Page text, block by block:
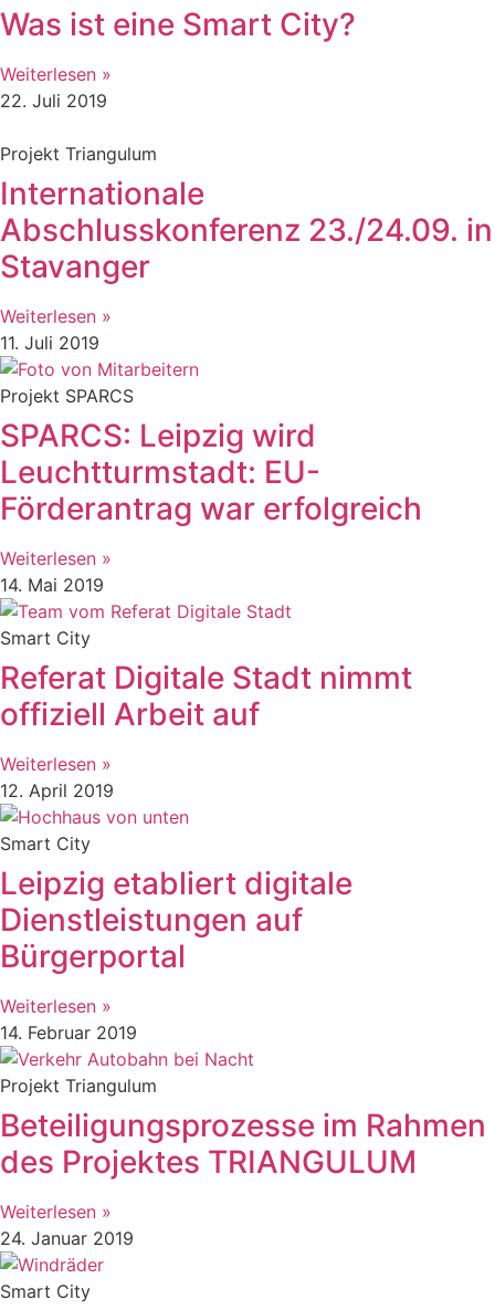
Was ist eine Smart City?
Weiterlesen »
22. Juli 2019
Projekt Triangulum
Internationale
Abschlusskonferenz 23./24.09. in
Stavanger
Weiterlesen »
11. Juli 2019
Projekt SPARCS
SPARCS: Leipzig wird
Leuchtturmstadt: EU-
Förderantrag war erfolgreich
Weiterlesen »
14. Mai 2019
Smart City
Referat Digitale Stadt nimmt
offiziell Arbeit auf
Weiterlesen »
12. April 2019
Smart City
Leipzig etabliert digitale
Dienstleistungen auf
Bürgerportal
Weiterlesen »
14. Februar 2019
Projekt Triangulum
Beteiligungsprozesse im Rahmen
des Projektes TRIANGULUM
Weiterlesen »
24. Januar 2019
Smart City